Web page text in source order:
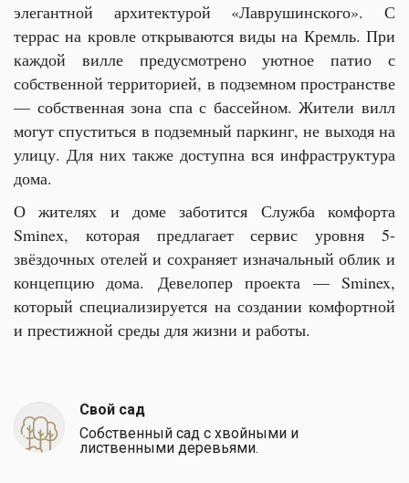
элегантной архитектурой «Лаврушинского». С
террас на кровле открываются виды на Кремль. При
каждой вилле предусмотрено уютное патио с
собственной территорией, в подземном пространстве
— собственная зона спа с бассейном. Жители вилл
могут спуститься в подземный паркинг, не выходя на
улицу. Для них также доступна вся инфраструктура
дома.
О жителях и доме заботится Служба комфорта
Smineх, которая предлагает сервис уровня 5-
звёздочных отелей и сохраняет изначальный облик и
концепцию дома. Девелопер проекта — Sminex,
который специализируется на создании комфортной
и престижной среды для жизни и работы.
Свой сад
Собственный сад с хвойными и
лиственными деревьями.